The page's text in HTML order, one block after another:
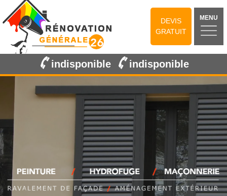
DEVIS
GRATUIT
MENU
indisponible indisponible